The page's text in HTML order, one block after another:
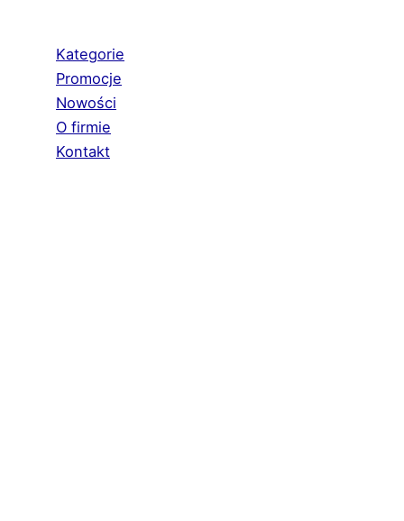
Kategorie
Promocje
Nowości
O firmie
Kontakt